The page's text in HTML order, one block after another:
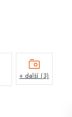
+ další (3)